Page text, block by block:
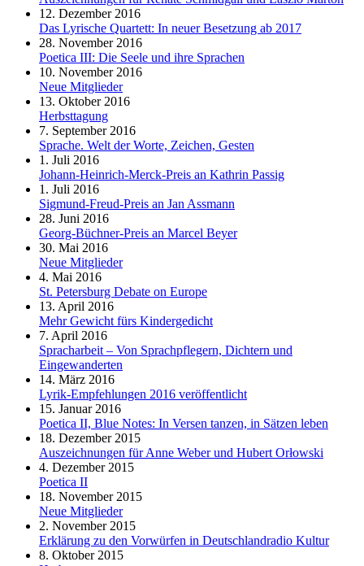
12. Dezember 2016
Das Lyrische Quartett: In neuer Besetzung ab 2017
28. November 2016
Poetica III: Die Seele und ihre Sprachen
10. November 2016
Neue Mitglieder
13. Oktober 2016
Herbsttagung
7. September 2016
Sprache. Welt der Worte, Zeichen, Gesten
1. Juli 2016
Johann-Heinrich-Merck-Preis an Kathrin Passig
1. Juli 2016
Sigmund-Freud-Preis an Jan Assmann
28. Juni 2016
Georg-Büchner-Preis an Marcel Beyer
30. Mai 2016
Neue Mitglieder
4. Mai 2016
St. Petersburg Debate on Europe
13. April 2016
Mehr Gewicht fürs Kindergedicht
7. April 2016
Spracharbeit – Von Sprachpflegern, Dichtern und
Eingewanderten
14. März 2016
Lyrik-Empfehlungen 2016 veröffentlicht
15. Januar 2016
Poetica II, Blue Notes: In Versen tanzen, in Sätzen leben
18. Dezember 2015
Auszeichnungen für Anne Weber und Hubert Orłowski
4. Dezember 2015
Poetica II
18. November 2015
Neue Mitglieder
2. November 2015
Erklärung zu den Vorwürfen in Deutschlandradio Kultur
8. Oktober 2015